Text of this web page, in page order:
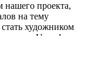
проекта,
на тему
художником
на Unreal
игр, 3D-